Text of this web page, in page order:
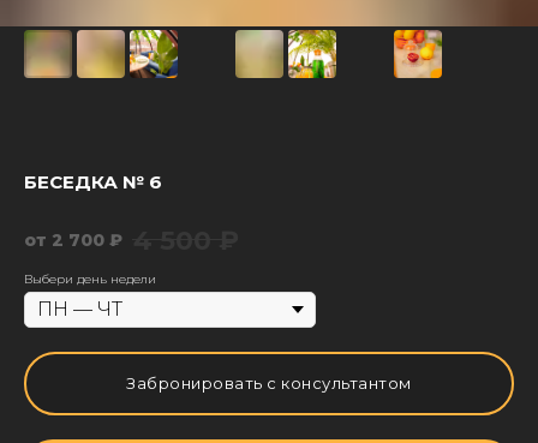
БЕСЕДКА № 6
2 700 ₽
Выбери день недели
Забронировать с консультантом